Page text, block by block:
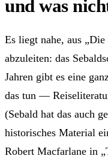
und was
Es liegt nahe, aus
abzuleiten: das
Jahren gibt es eine
das tun —
(Sebald hat das auch
historisches Material
Robert Macfarlane in